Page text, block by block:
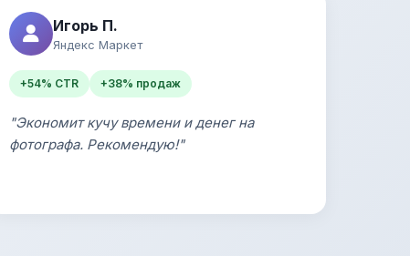
Игорь П.
Яндекс Маркет
+54% CTR +38% продаж
"Экономит кучу времени и денег на
фотографа. Рекомендую!"